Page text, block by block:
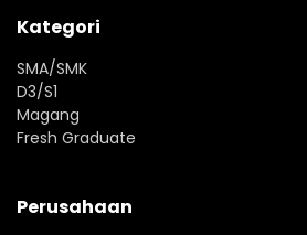
Kategori
SMA/SMK
D3/S1
Magang
Fresh Graduate
Perusahaan